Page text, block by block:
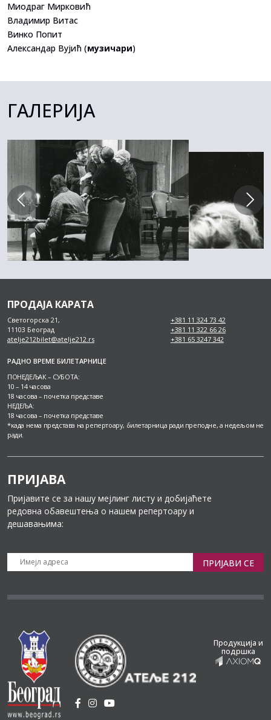
Миодраг Мирковић
Владимир Витас
Винко Попит
Александар Вујић (музичари)
ГАЛЕРИЈА
ПРОДАЈА КАРАТА
Светогорска 21,
11103 Београд
atelje212bilet@atelje212.rs
+381 11 324 73 42
+381 11 322 66 26
+381 65 3247 342
РАДНО ВРЕМЕ БИЛЕТАРНИЦЕ
ПОНЕДЕЉАК – СУБОТА:
10 – 14 часова
18 часова – почетка представе
НЕДЕЉА:
18 часова – почетка представе
*када нема представа на репертоару, билетарница ради преподне, а недељом не
ради.
ПРИЈАВА
Пријавите се за нашу мејлинг листу и добијаћете
редовна обавештења о нашем репертоару и
дешавањима:
ПРИЈАВИ СЕ
Продукција и
подршка